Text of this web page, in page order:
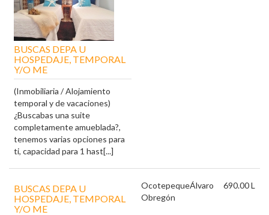
BUSCAS DEPA U
HOSPEDAJE, TEMPORAL
Y/O ME
(Inmobiliaria / Alojamiento
temporal y de vacaciones)
¿Buscabas una suite
completamente amueblada?,
tenemos varias opciones para
ti, capacidad para 1 hast[...]
BUSCAS DEPA U
HOSPEDAJE, TEMPORAL
Y/O ME
OcotepequeÁlvaro
Obregón
690.00 L